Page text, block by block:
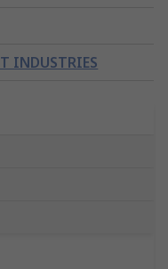
INDUSTRIES